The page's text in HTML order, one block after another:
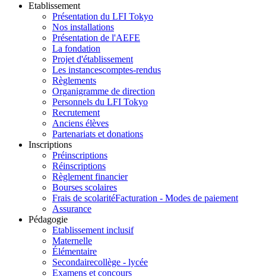
Etablissement
Présentation du LFI Tokyo
Nos installations
Présentation de l'AEFE
La fondation
Projet d'établissement
Les instancescomptes-rendus
Règlements
Organigramme de direction
Personnels du LFI Tokyo
Recrutement
Anciens élèves
Partenariats et donations
Inscriptions
Préinscriptions
Réinscriptions
Règlement financier
Bourses scolaires
Frais de scolaritéFacturation - Modes de paiement
Assurance
Pédagogie
Etablissement inclusif
Maternelle
Élémentaire
Secondairecollège - lycée
Examens et concours